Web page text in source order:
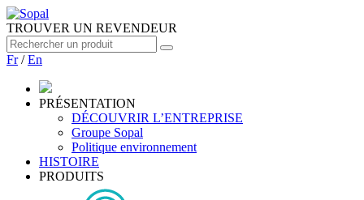
TROUVER UN REVENDEUR
Fr/En
PRÉSENTATION
DÉCOUVRIR L’ENTREPRISE
Groupe Sopal
Politique environnement
HISTOIRE
PRODUITS